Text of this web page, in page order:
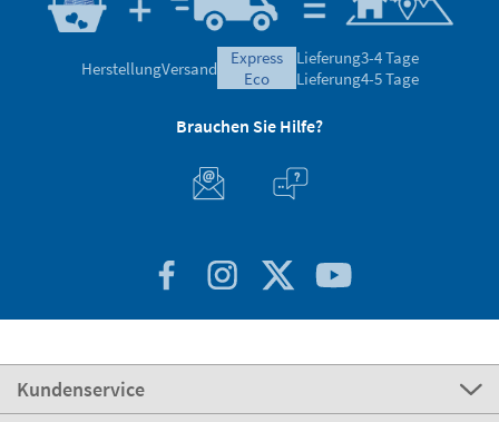
Basierend auf 10.827 Bewertungen
Bewertungen geprüft von
Brauchen Sie Hilfe?